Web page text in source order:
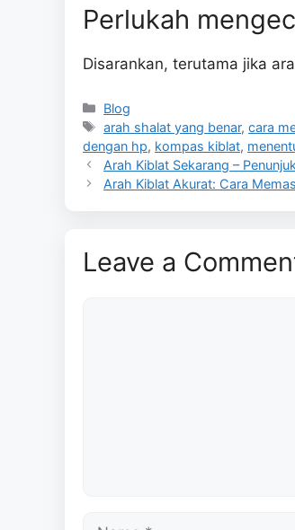
Perlukah
Disarankan, terutama jika
Categories
Blog
Tags
arah shalat yang benar,cara
dengan hp, kompas kiblat,
Arah Kiblat Sekarang –
Arah Kiblat Akurat: Cara
Leave a